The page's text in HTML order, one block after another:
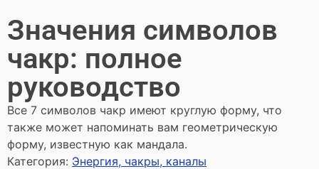
Значения символов
чакр: полное
руководство
Все 7 символов чакр имеют круглую форму, что
также может напоминать вам геометрическую
форму, известную как мандала.
Категория: Энергия, чакры, каналы